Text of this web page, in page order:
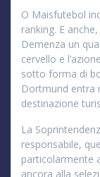
O Maisfutebol
ranking. E
Demenza un
cervello e
sotto forma di
Dortmund entra
destinazione
La
responsabile,
particolarmente
ancora alla